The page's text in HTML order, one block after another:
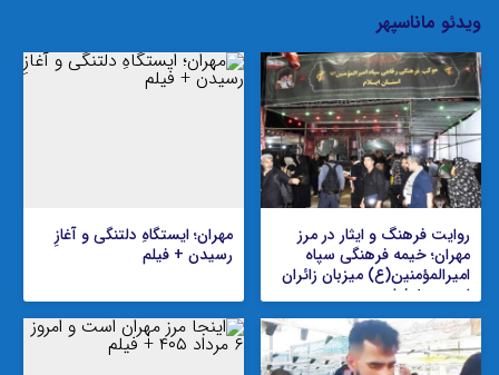
ویدئو ماناسپهر
روایت فرهنگ و ایثار در مرز
مهران؛ خیمه فرهنگی سپاه
امیرالمؤمنین(ع) میزبان زائران
اربعین + فیلم
مهران؛ ایستگاهِ دلتنگی و آغازِ
رسیدن + فیلم